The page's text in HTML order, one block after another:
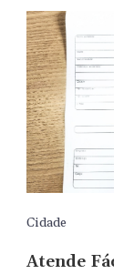
Cidade
Atende